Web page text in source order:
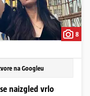
8
na Googleu
naizgled vrlo